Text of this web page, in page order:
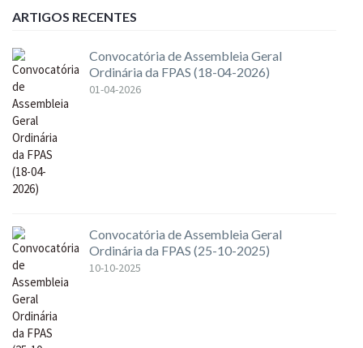
ARTIGOS RECENTES
Convocatória de Assembleia Geral
Ordinária da FPAS (18-04-2026)
01-04-2026
Convocatória de Assembleia Geral
Ordinária da FPAS (25-10-2025)
10-10-2025